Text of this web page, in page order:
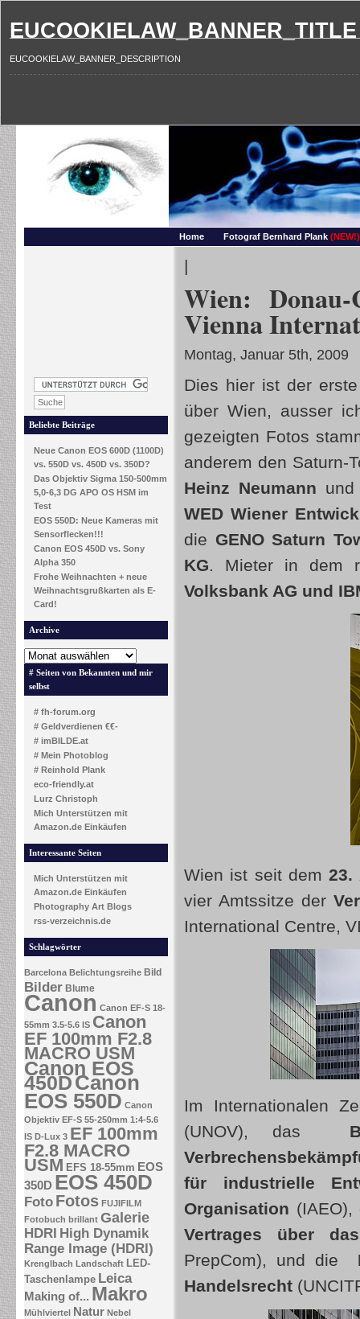
EUCOOKIELAW_BANNER_TITLE
EUCOOKIELAW_BANNER_DESCRIPTION
Home Fotograf Bernhard Plank (NEW!)
Beliebte Beiträge
Neue Canon EOS 600D (1100D)
vs. 550D vs. 450D vs. 350D?
Das Objektiv Sigma 150-500mm
5,0-6,3 DG APO OS HSM im
Test
EOS 550D: Neue Kameras mit
Sensorflecken!!!
Canon EOS 450D vs. Sony
Alpha 350
Frohe Weihnachten + neue
Weihnachtsgrußkarten als E-
Card!
Archive
# Seiten von Bekannten und mir
selbst
# fh-forum.org
# Geldverdienen €€-
# imBILDE.at
# Mein Photoblog
# Reinhold Plank
eco-friendly.at
Lurz Christoph
Mich Unterstützen mit
Amazon.de Einkäufen
Interessante Seiten
Mich Unterstützen mit
Amazon.de Einkäufen
Photography Art Blogs
rss-verzeichnis.de
Schlagwörter
Barcelona Belichtungsreihe Bild
Bilder Blume
Canon Canon EF-S 18-
55mm 3.5-5.6 IS Canon
EF 100mm F2.8
MACRO USM
Canon EOS
450DCanon
EOS 550D Canon
Objektiv EF-S 55-250mm 1:4-5.6
IS D-Lux 3 EF 100mm
F2.8 MACRO
USM EFS 18-55mm EOS
350D EOS 450D
Foto Fotos FUJIFILM
Fotobuch brillant Galerie
HDRI High Dynamik
Range Image (HDRI)
Krenglbach Landschaft LED-
Taschenlampe Leica
Making of... Makro
Mühlviertel Natur Nebel
|
Wien:
Vienna
Montag, Januar 5th, 2009
Dies hier ist der
über Wien, ausser
gezeigten Fotos
anderem den Saturn-
Heinz Neumann
WED Wiener
die GENO Saturn
KG. Mieter in dem
Volksbank AG und
Wien ist seit dem23.
vier Amtssitze der
International Centre,
Im Internationalen
(UNOV), das
für industrielle
Organisation
Vertrages über
PrepCom), und die
Handelsrecht